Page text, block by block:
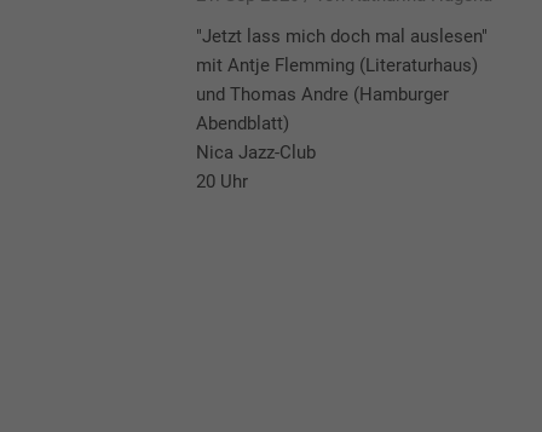
"Jetzt lass mich doch mal auslesen"
mit Antje Flemming (Literaturhaus)
und Thomas Andre (Hamburger
Abendblatt)
Nica Jazz-Club
20 Uhr